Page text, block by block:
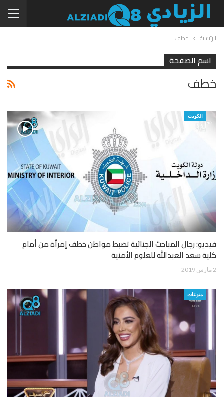
الرئيسية خطف
اسم الصفحة
خطف
الكويت
فيديو: رجال المباحث الجنائية تضبط مواطن خطف إمرأة من أمام
كلية سعد العبدالله للعلوم الأمنية
2 مارس 2019
منوعات